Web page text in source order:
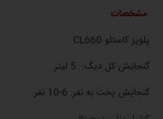
مشخصات
پلوپز کاستلو CL660
گنجایش کل دیگ: 5 لیتر
گنجایش پخت به نفر: 6-10 نفر